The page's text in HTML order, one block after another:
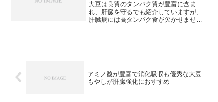
大豆は良質のタンパク質が豊富に含ま
れ、肝臓を守るでも紹介していますが、
肝臓病には高タンパク食が欠かせませ
アミノ酸が豊富で消化吸収も優秀な大豆
もやしが肝臓強化におすすめ